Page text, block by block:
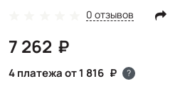
0 отзывов
7 262
4 платежа от 1 816 ?